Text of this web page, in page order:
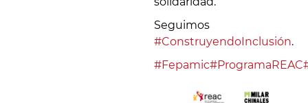
Seguimos
#ConstruyendoInclusión.
#Fepamic#ProgramaREAC